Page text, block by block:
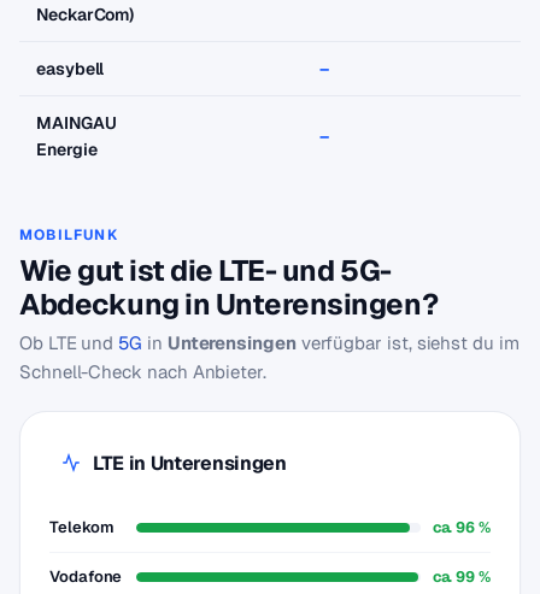
NeckarCom)
easybell –
MAINGAU
Energie
–
MOBILFUNK
Wie gut ist die LTE- und 5G-
Abdeckung in Unterensingen?
Ob LTE und 5G in Unterensingenverfügbar ist, siehst du im
Schnell-Check nach Anbieter.
LTE in Unterensingen
Telekom ca. 96 %
Vodafone ca. 99 %